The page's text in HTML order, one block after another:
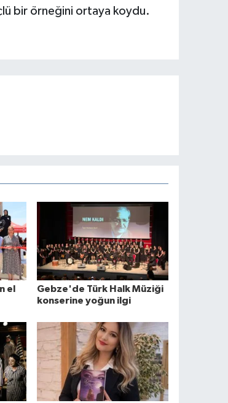
bir örneğini ortaya koydu.
el
Gebze'de Türk Halk Müziği
konserine yoğun ilgi